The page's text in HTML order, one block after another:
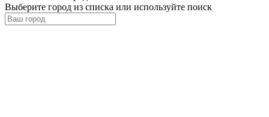
Выберите город из списка или используйте поиск